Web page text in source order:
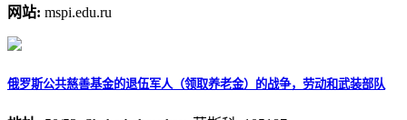
网站: mspi.edu.ru
俄罗斯公共慈善基金的退伍军人（领取养老金）的战争，劳动和武装部队